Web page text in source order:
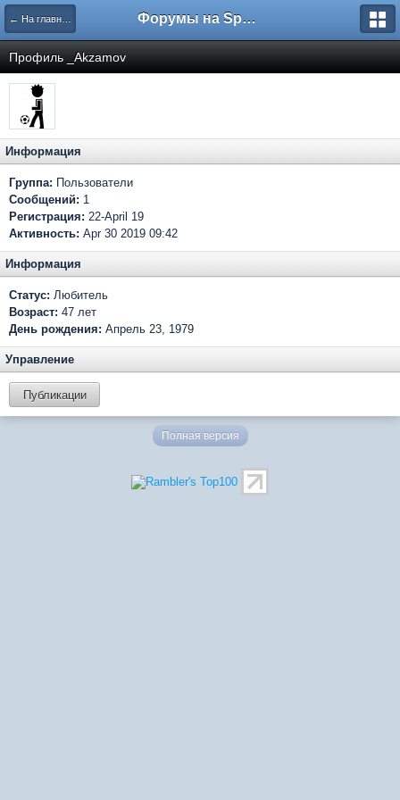
← На главную Форумы на Sportbox.ru
Профиль _Akzamov
Информация
Группа: Пользователи
Сообщений: 1
Регистрация: 22-April 19
Активность: Apr 30 2019 09:42
Информация
Статус: Любитель
Возраст: 47 лет
День рождения: Апрель 23, 1979
Управление
Публикации
Полная версия